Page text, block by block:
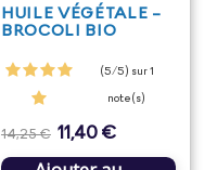
HUILE VÉGÉTALE -
BROCOLI BIO
(5/5) sur 1
note(s)
Prix
base
14,25 € Prix
11,40 €